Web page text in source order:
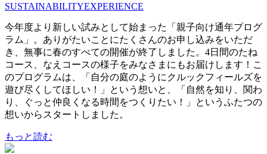
SUSTAINABILITYEXPERIENCE
今年度より新しい試みとして始まった「親子向け通年プログ
ラム」。ありがたいことにたくさんのお申し込みをいただ
き、無事に春のすべての開催が終了しました。4日間のたね
コース、なえコースの様子をみなさまにもお届けします！こ
のプログラムは、「自分の庭のようにクルックフィールズを
遊び尽くしてほしい！」という想いと、「自然を知り、関わ
り、ぐっと仲良くなる時間をつくりたい！」というふたつの
想いからスタートしました。
もっと読む